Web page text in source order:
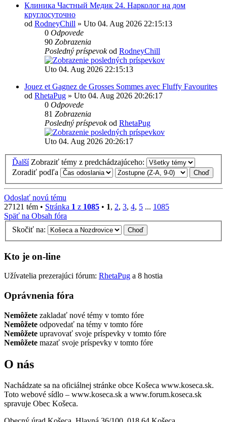
Клиника Частный Медик 24. Нарколог на дом
круглосуточно
od RodneyChill » Uto 04. Aug 2026 22:15:13
0 Odpovede
90 Zobrazenia
Posledný príspevokod RodneyChill
Uto 04. Aug 2026 22:15:13
Jouez et Gagnez de Grosses Sommes avec Fluffy Favourites
od RhetaPug » Uto 04. Aug 2026 20:26:17
0 Odpovede
81 Zobrazenia
Posledný príspevokod RhetaPug
Uto 04. Aug 2026 20:26:17
Ďalší Zobraziť témy z predchádzajúceho:
Zoradiť podľa
Odoslať novú tému
27121 tém • Stránka 1 z 1085 • 1, 2, 3, 4, 5 ... 1085
Späť na Obsah fóra
Skočiť na:
Kto je on-line
Užívatelia prezerajúci fórum: RhetaPug a 8 hostia
Oprávnenia fóra
Nemôžete zakladať nové témy v tomto fóre
Nemôžete odpovedať na témy v tomto fóre
Nemôžete upravovať svoje príspevky v tomto fóre
Nemôžete mazať svoje príspevky v tomto fóre
O nás
Nachádzate sa na oficiálnej stránke obce Košeca www.koseca.sk.
Toto webové sídlo – www.koseca.sk a www.forum.koseca.sk
spravuje Obec Košeca.